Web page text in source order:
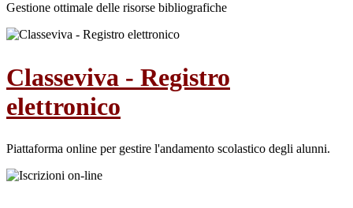
Gestione ottimale delle risorse bibliografiche
Classeviva - Registro
elettronico
Piattaforma online per gestire l'andamento scolastico degli alunni.